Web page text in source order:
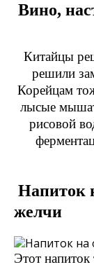
Вино,
Китайцы
решили
Корейцам
лысые
рисовой
Напиток
желчи
Этот